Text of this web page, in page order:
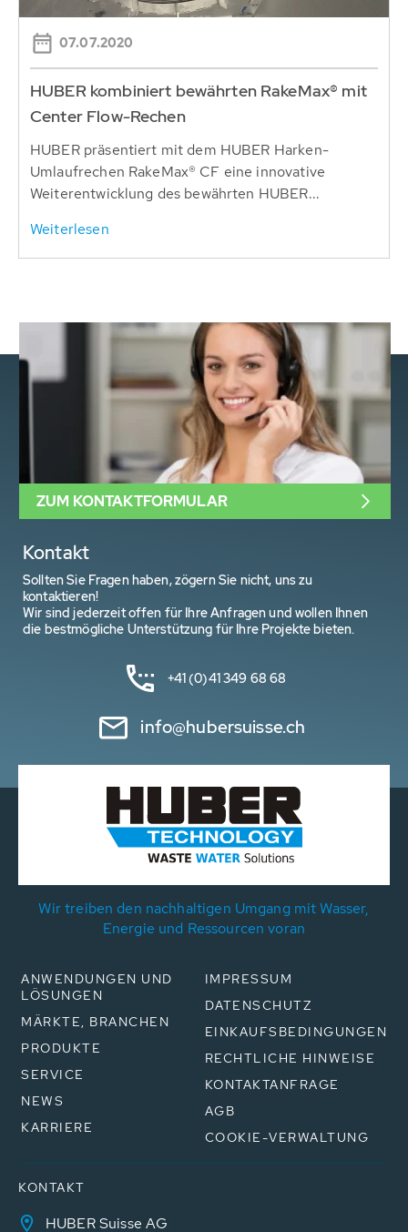
07.07.2020
HUBER kombiniert bewährten RakeMax® mit
Center Flow-Rechen
HUBER präsentiert mit dem HUBER Harken-
Umlaufrechen RakeMax® CF eine innovative
Weiterentwicklung des bewährten HUBER...
Weiterlesen
Kontakt
Sollten Sie Fragen haben, zögern Sie nicht, uns zu
kontaktieren!
Wir sind jederzeit offen für Ihre Anfragen und wollen Ihnen
die bestmögliche Unterstützung für Ihre Projekte bieten.
+41 (0)41 349 68 68
info@hubersuisse.ch
ZUM KONTAKTFORMULAR
Wir treiben den nachhaltigen Umgang mit Wasser,
Energie und Ressourcen voran
ANWENDUNGEN UND
LÖSUNGEN
MÄRKTE, BRANCHEN
PRODUKTE
SERVICE
NEWS
KARRIERE
IMPRESSUM
DATENSCHUTZ
EINKAUFSBEDINGUNGEN
RECHTLICHE HINWEISE
KONTAKTANFRAGE
AGB
COOKIE-VERWALTUNG
KONTAKT
HUBER Suisse AG